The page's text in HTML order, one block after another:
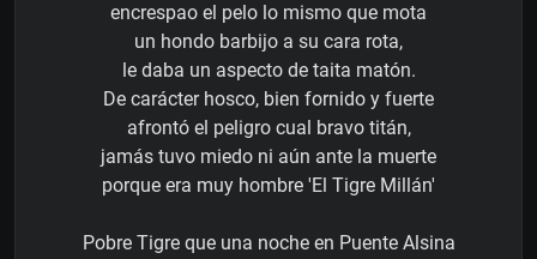
encrespao el pelo lo mismo que mota
un hondo barbijo a su cara rota,
le daba un aspecto de taita matón.
De carácter hosco, bien fornido y fuerte
afrontó el peligro cual bravo titán,
jamás tuvo miedo ni aún ante la muerte
porque era muy hombre 'El Tigre Millán'
Pobre Tigre que una noche en Puente Alsina